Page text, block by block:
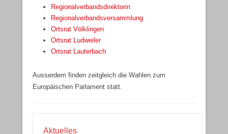
Regionalverbandsdirektorin
Regionalverbandsversammlung
Ortsrat Völklingen
Ortsrat Ludweiler
Ortsrat Lauterbach
Ausserdem finden zeitgleich die Wahlen zum
Europäischen Parlament statt.
Aktuelles